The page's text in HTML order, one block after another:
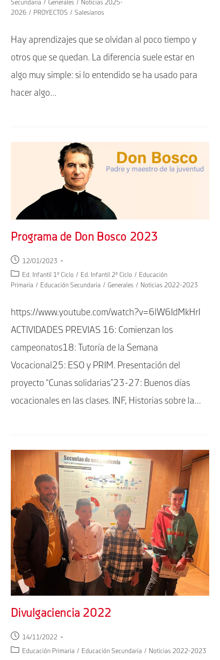
la
Secundaria / Generales / Noticias 2025-
2026 / PROYECTOS / Salesianos
Hay aprendizajes que se olvidan al poco tiempo y
otros que se quedan. La diferencia suele estar en
algo muy simple: si lo entendido se ha usado para
hacer algo…
Programa de Don Bosco 2023
Publicación
de
12/01/2023
Categoría
de
Ed. Infantil 1º Ciclo / Ed. Infantil 2º Ciclo / Educación
Primaria / Educación Secundaria / Generales / Noticias 2022-2023
https://www.youtube.com/watch?v=6lW6IdMkHrI
ACTIVIDADES PREVIAS 16: Comienzan los
campeonatos18: Tutoría de la Semana
Vocacional25: ESO y PRIM. Presentación del
proyecto “Cunas solidarias”23-27: Buenos días
vocacionales en las clases. INF, Historias sobre la…
Divulgaciencia 2022
Publicación
de
14/11/2022
Categoría
Educación Primaria / Educación Secundaria / Noticias 2022-2023